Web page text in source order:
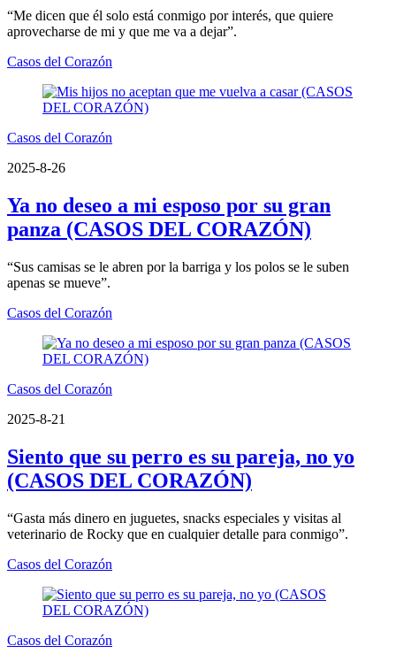
“Me dicen que él solo está conmigo por interés, que quiere
aprovecharse de mi y que me va a dejar”.
Casos del Corazón
Casos del Corazón
2025-8-26
Ya no deseo a mi esposo por su gran
panza (CASOS DEL CORAZÓN)
“Sus camisas se le abren por la barriga y los polos se le suben
apenas se mueve”.
Casos del Corazón
Casos del Corazón
2025-8-21
Siento que su perro es su pareja, no yo
(CASOS DEL CORAZÓN)
“Gasta más dinero en juguetes, snacks especiales y visitas al
veterinario de Rocky que en cualquier detalle para conmigo”.
Casos del Corazón
Casos del Corazón